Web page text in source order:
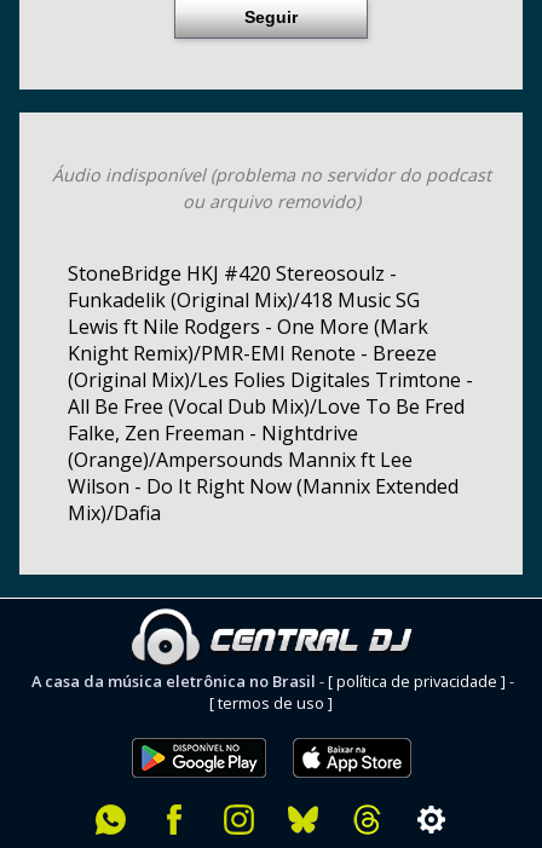
Seguir
Áudio indisponível (problema no servidor do podcast
ou arquivo removido)
StoneBridge HKJ #420 Stereosoulz -
Funkadelik (Original Mix)/418 Music SG
Lewis ft Nile Rodgers - One More (Mark
Knight Remix)/PMR-EMI Renote - Breeze
(Original Mix)/Les Folies Digitales Trimtone -
All Be Free (Vocal Dub Mix)/Love To Be Fred
Falke, Zen Freeman - Nightdrive
(Orange)/Ampersounds Mannix ft Lee
Wilson - Do It Right Now (Mannix Extended
Mix)/Dafia
A casa da música eletrônica no Brasil -[ política de privacidade ] -
[ termos de uso ]